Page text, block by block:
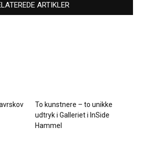
ARTIKLER
To kunstnere – to unikke
udtryk i Galleriet i InSide
Hammel